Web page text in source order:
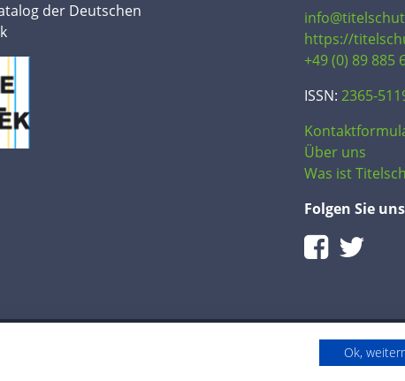
der Deutschen
https://
+49 (0) 89 885
ISSN: 2365-
Über uns
Was ist
Folgen Sie uns
Ok,